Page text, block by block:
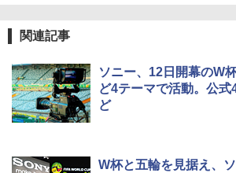
関連記事
ソニー、12日開幕のW
ど4テーマで活動。公
ど
W杯と五輪を見据え、